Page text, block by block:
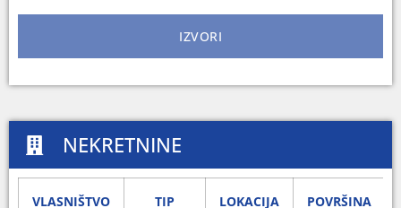
IZVORI
NEKRETNINE
VLASNIŠTVO TIP LOKACIJA POVRŠINA